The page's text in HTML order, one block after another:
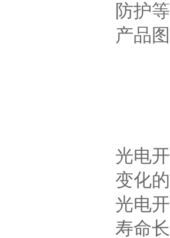
防护
产品
光电
变化
光电
寿命